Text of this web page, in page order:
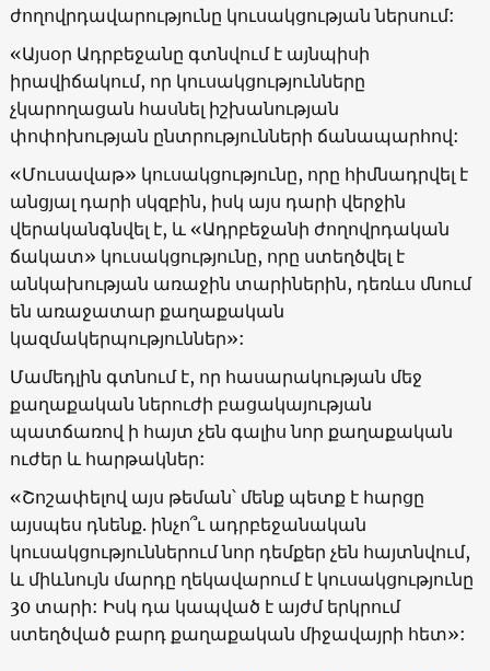
ժողովրդավարությունը կուսակցության ներսում:
«Այսօր Ադրբեջանը գտնվում է այնպիսի
իրավիճակում, որ կուսակցությունները
չկարողացան հասնել իշխանության
փոփոխության ընտրությունների ճանապարհով:
«Մուսավաթ» կուսակցությունը, որը հիմնադրվել է
անցյալ դարի սկզբին, իսկ այս դարի վերջին
վերականգնվել է, և «Ադրբեջանի ժողովրդական
ճակատ» կուսակցությունը, որը ստեղծվել է
անկախության առաջին տարիներին, դեռևս մնում
են առաջատար քաղաքական
կազմակերպություններ»:
Մամեդլին գտնում է, որ հասարակության մեջ
քաղաքական ներուժի բացակայության
պատճառով ի հայտ չեն գալիս նոր քաղաքական
ուժեր և հարթակներ:
«Շոշափելով այս թեման՝ մենք պետք է հարցը
այսպես դնենք. ինչո՞ւ ադրբեջանական
կուսակցություններում նոր դեմքեր չեն հայտնվում,
և միևնույն մարդը ղեկավարում է կուսակցությունը
30 տարի: Իսկ դա կապված է այժմ երկրում
ստեղծված բարդ քաղաքական միջավայրի հետ»: